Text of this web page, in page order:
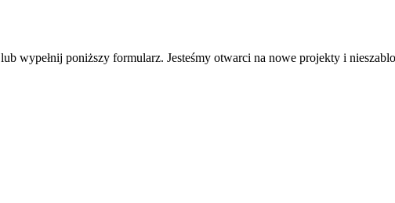
lub wypełnij poniższy formularz. Jesteśmy otwarci na nowe projekty i